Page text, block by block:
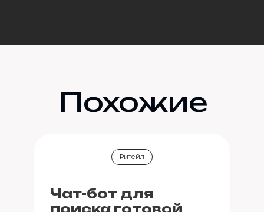
Похожие
Ритейл
Чат-бот для
поиска готовой